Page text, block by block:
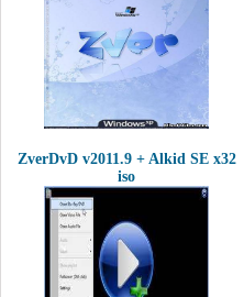
ZverDvD v2011.9 + Alkid SE x32
iso